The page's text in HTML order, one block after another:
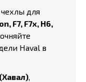
для
F7, F7x, H6,
Haval в
,